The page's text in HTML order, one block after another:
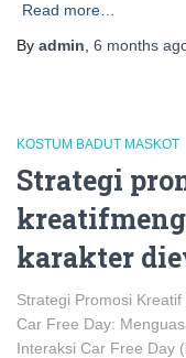
Read more…
By admin 6 months
KOSTUM BADUT MASKOT
Strategi
karakter
Strategi Promosi
Car Free Day:
Interaksi Car Free Day